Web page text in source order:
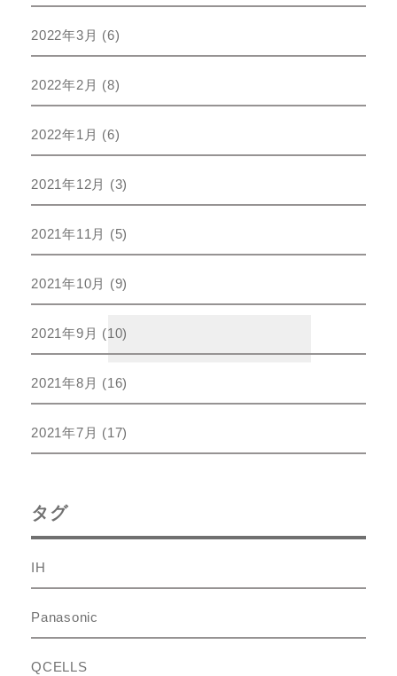
2022年3月 (6)
2022年2月 (8)
2022年1月 (6)
2021年12月 (3)
2021年11月 (5)
2021年10月 (9)
2021年9月 (10)
2021年8月 (16)
2021年7月 (17)
タグ
IH
Panasonic
QCELLS